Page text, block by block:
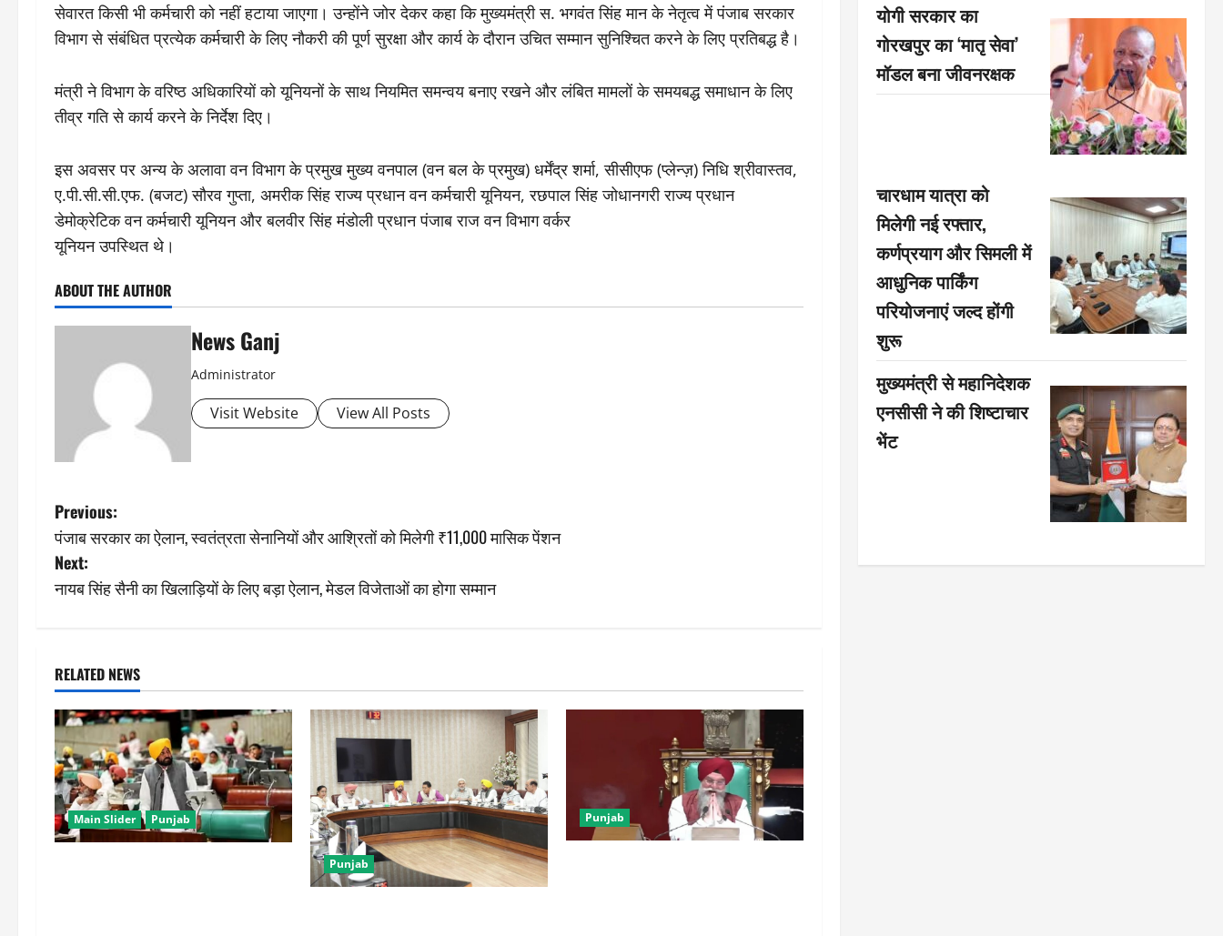
सेवारत किसी भी कर्मचारी को नहीं हटाया जाएगा। उन्होंने जोर देकर कहा कि मुख्यमंत्री स. भगवंत सिंह मान के नेतृत्व में पंजाब सरकार
विभाग से संबंधित प्रत्येक कर्मचारी के लिए नौकरी की पूर्ण सुरक्षा और कार्य के दौरान उचित सम्मान सुनिश्चित करने के लिए प्रतिबद्ध है।
मंत्री ने विभाग के वरिष्ठ अधिकारियों को यूनियनों के साथ नियमित समन्वय बनाए रखने और लंबित मामलों के समयबद्ध समाधान के लिए
तीव्र गति से कार्य करने के निर्देश दिए।
इस अवसर पर अन्य के अलावा वन विभाग के प्रमुख मुख्य वनपाल (वन बल के प्रमुख) धर्मेंद्र शर्मा, सीसीएफ (प्लेन्ज़) निधि श्रीवास्तव,
ए.पी.सी.सी.एफ. (बजट) सौरव गुप्ता, अमरीक सिंह राज्य प्रधान वन कर्मचारी यूनियन, रछपाल सिंह जोधानगरी राज्य प्रधान
डेमोक्रेटिक वन कर्मचारी यूनियन और बलवीर सिंह मंडोली प्रधान पंजाब राज वन विभाग वर्कर
यूनियन उपस्थित थे।
ABOUT THE AUTHOR
News Ganj
Administrator
Visit Website View All Posts
P
o
s
n
a
v
i
g
Previous:
पंजाब सरकार का ऐलान, स्वतंत्रता सेनानियों और आश्रितों को मिलेगी ₹11,000 मासिक पेंशन
Next:
नायब सिंह सैनी का खिलाड़ियों के लिए बड़ा ऐलान, मेडल विजेताओं का होगा सम्मान
RELATED NEWS
Main Slider Punjab
Punjab
Punjab
योगी सरकार का
गोरखपुर का ‘मातृ सेवा’
मॉडल बना जीवनरक्षक
चारधाम यात्रा को
मिलेगी नई रफ्तार,
कर्णप्रयाग और सिमली में
आधुनिक पार्किंग
परियोजनाएं जल्द होंगी
शुरू
मुख्यमंत्री से महानिदेशक
एनसीसी ने की शिष्टाचार
भेंट